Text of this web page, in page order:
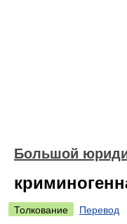
Большой
Толкование
Перевод